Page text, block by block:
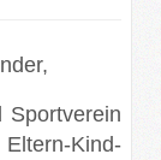
Kind-